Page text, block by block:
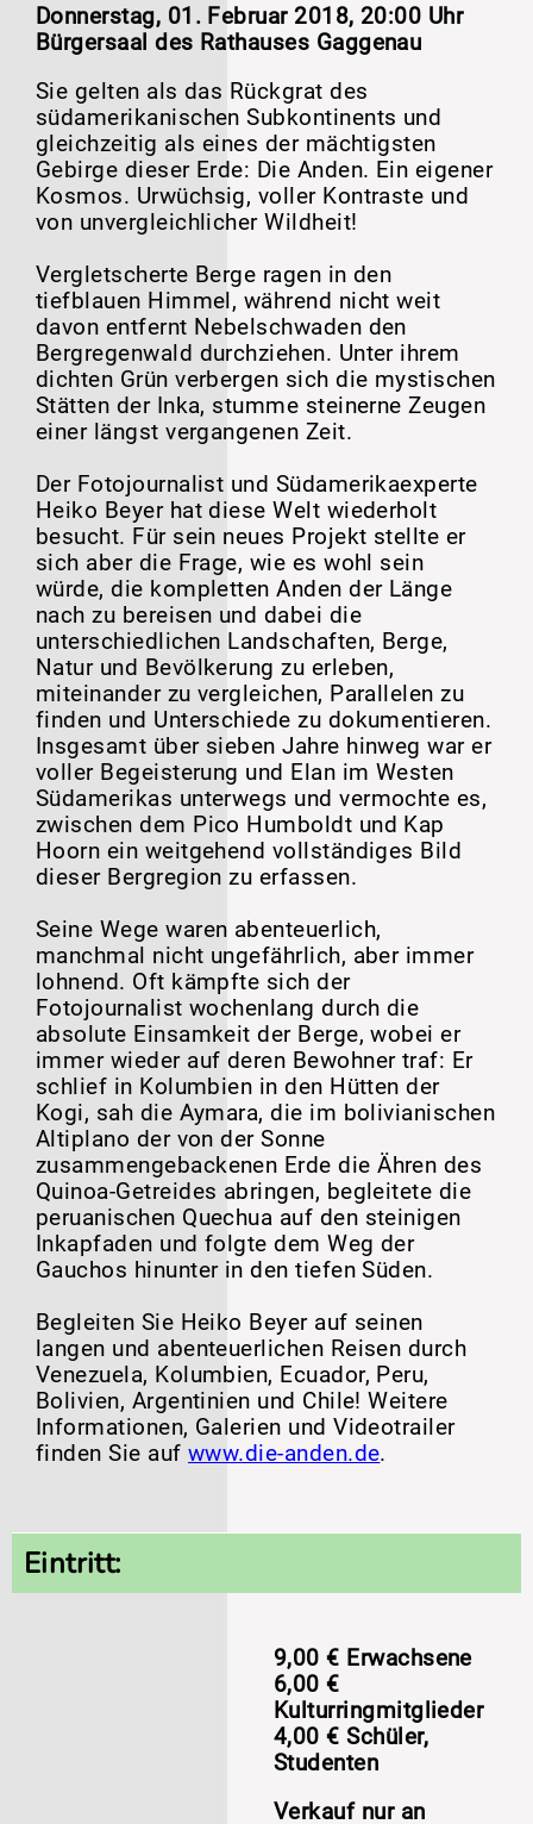
Donnerstag, 01. Februar 2018, 20:00 Uhr
Bürgersaal des Rathauses Gaggenau
Sie gelten als das Rückgrat des
südamerikanischen Subkontinents und
gleichzeitig als eines der mächtigsten
Gebirge dieser Erde: Die Anden. Ein eigener
Kosmos. Urwüchsig, voller Kontraste und
von unvergleichlicher Wildheit!
Vergletscherte Berge ragen in den
tiefblauen Himmel, während nicht weit
davon entfernt Nebelschwaden den
Bergregenwald durchziehen. Unter ihrem
dichten Grün verbergen sich die mystischen
Stätten der Inka, stumme steinerne Zeugen
einer längst vergangenen Zeit.
Der Fotojournalist und Südamerikaexperte
Heiko Beyer hat diese Welt wiederholt
besucht. Für sein neues Projekt stellte er
sich aber die Frage, wie es wohl sein
würde, die kompletten Anden der Länge
nach zu bereisen und dabei die
unterschiedlichen Landschaften, Berge,
Natur und Bevölkerung zu erleben,
miteinander zu vergleichen, Parallelen zu
finden und Unterschiede zu dokumentieren.
Insgesamt über sieben Jahre hinweg war er
voller Begeisterung und Elan im Westen
Südamerikas unterwegs und vermochte es,
zwischen dem Pico Humboldt und Kap
Hoorn ein weitgehend vollständiges Bild
dieser Bergregion zu erfassen.
Seine Wege waren abenteuerlich,
manchmal nicht ungefährlich, aber immer
lohnend. Oft kämpfte sich der
Fotojournalist wochenlang durch die
absolute Einsamkeit der Berge, wobei er
immer wieder auf deren Bewohner traf: Er
schlief in Kolumbien in den Hütten der
Kogi, sah die Aymara, die im bolivianischen
Altiplano der von der Sonne
zusammengebackenen Erde die Ähren des
Quinoa-Getreides abringen, begleitete die
peruanischen Quechua auf den steinigen
Inkapfaden und folgte dem Weg der
Gauchos hinunter in den tiefen Süden.
Begleiten Sie Heiko Beyer auf seinen
langen und abenteuerlichen Reisen durch
Venezuela, Kolumbien, Ecuador, Peru,
Bolivien, Argentinien und Chile! Weitere
Informationen, Galerien und Videotrailer
finden Sie auf www.die-anden.de.
Eintritt:
9,00 € Erwachsene
6,00 €
Kulturringmitglieder
4,00 € Schüler,
Studenten
Verkauf nur an